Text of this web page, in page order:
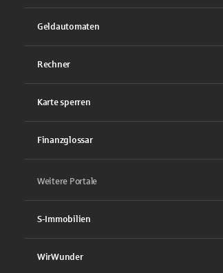
Geldautomaten
Rechner
Karte sperren
Finanzglossar
Weitere Portale
S-Immobilien
WirWunder